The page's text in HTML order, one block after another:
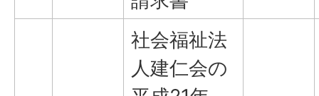
社会福祉法
人建仁会の